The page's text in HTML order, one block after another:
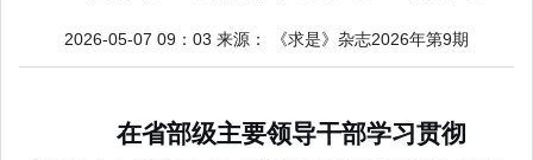
2026-05-07 09：03 来源： 《求是》杂志2026年第9期
在省部级主要领导干部学习贯彻